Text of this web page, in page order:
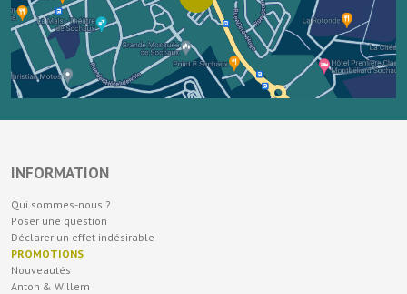
INFORMATION
Qui sommes-nous ?
Poser une question
Déclarer un effet indésirable
PROMOTIONS
Nouveautés
Anton & Willem